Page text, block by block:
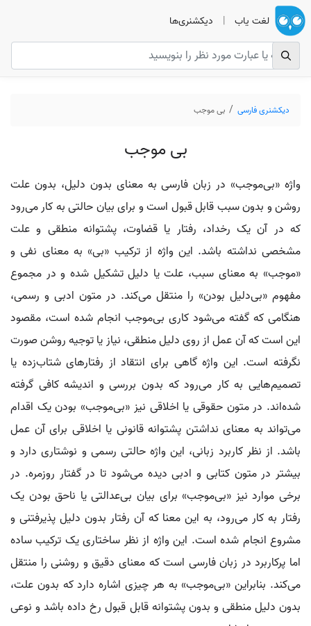
لغت یاب | دیکشنری‌ها
دیکشنری فارسی بی موجب
بی موجب
واژه «بی‌موجب» در زبان فارسی به معنای بدون دلیل، بدون علت
روشن و بدون سبب قابل قبول است و برای بیان حالتی به کار می‌رود
که در آن یک رخداد، رفتار یا قضاوت، پشتوانه منطقی و علت
مشخصی نداشته باشد. این واژه از ترکیب «بی» به معنای نفی و
«موجب» به معنای سبب، علت یا دلیل تشکیل شده و در مجموع
مفهوم «بی‌دلیل بودن» را منتقل می‌کند. در متون ادبی و رسمی،
هنگامی که گفته می‌شود کاری بی‌موجب انجام شده است، مقصود
این است که آن عمل از روی دلیل منطقی، نیاز یا توجیه روشن صورت
نگرفته است. این واژه گاهی برای انتقاد از رفتارهای شتاب‌زده یا
تصمیم‌هایی به کار می‌رود که بدون بررسی و اندیشه کافی گرفته
شده‌اند. در متون حقوقی یا اخلاقی نیز «بی‌موجب» بودن یک اقدام
می‌تواند به معنای نداشتن پشتوانه قانونی یا اخلاقی برای آن عمل
باشد. از نظر کاربرد زبانی، این واژه حالتی رسمی و نوشتاری دارد و
بیشتر در متون کتابی و ادبی دیده می‌شود تا در گفتار روزمره. در
برخی موارد نیز «بی‌موجب» برای بیان بی‌عدالتی یا ناحق بودن یک
رفتار به کار می‌رود، به این معنا که آن رفتار بدون دلیل پذیرفتنی و
مشروع انجام شده است. این واژه از نظر ساختاری یک ترکیب ساده
اما پرکاربرد در زبان فارسی است که معنای دقیق و روشنی را منتقل
می‌کند. بنابراین «بی‌موجب» به هر چیزی اشاره دارد که بدون علت،
بدون دلیل منطقی و بدون پشتوانه قابل قبول رخ داده باشد و نوعی